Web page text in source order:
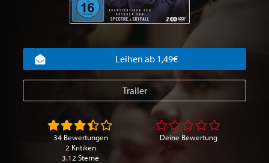
Leihen ab 1,49€
Trailer
34 Bewertungen
2 Kritiken
3.12 Sterne
Deine Bewertung